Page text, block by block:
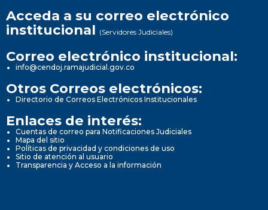
Acceda a su correo electrónico
institucional (Servidores Judiciales)
Correo electrónico institucional:
info@cendoj.ramajudicial.gov.co
Otros Correos electrónicos:
Directorio de Correos Electrónicos Institucionales
Enlaces de interés:
Cuentas de correo para Notificaciones Judiciales
Mapa del sitio
Políticas de privacidad y condiciones de uso
Sitio de atención al usuario
Transparencia y Acceso a la información